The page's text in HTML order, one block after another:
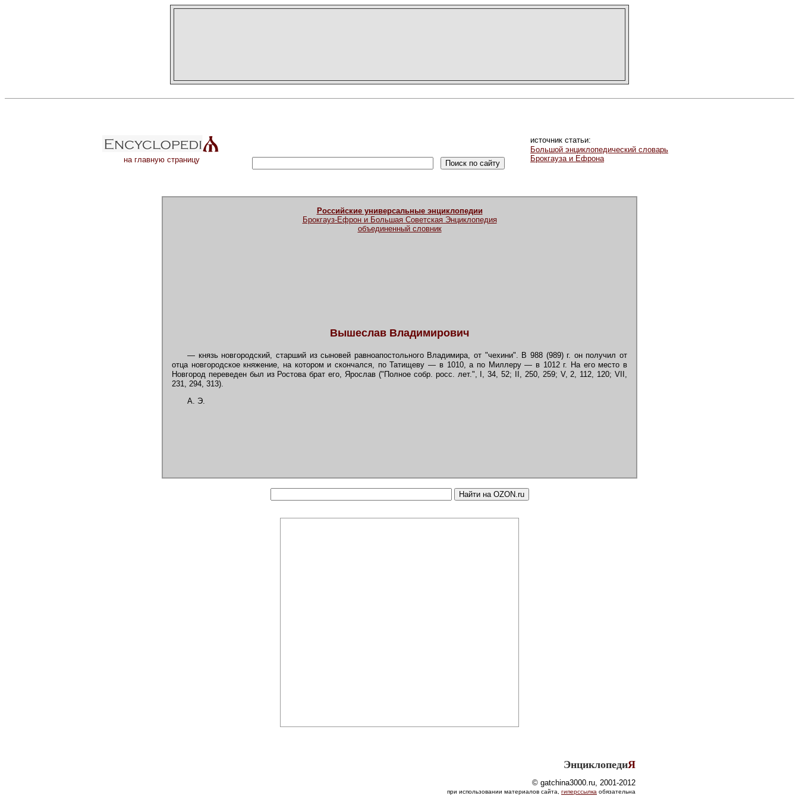
на главную страницу
источник статьи:
Большой энциклопедический словарь
Брокгауза и Ефрона
Российские универсальные энциклопедии
Брокгауз-Ефрон и Большая Советская Энциклопедия
объединенный словник
Вышеслав Владимирович
— князь новгородский, старший из сыновей равноапостольного Владимира, от "чехини". В 988 (989) г. он получил от
отца новгородское княжение, на котором и скончался, по Татищеву — в 1010, а по Миллеру — в 1012 г. На его место в
Новгород переведен был из Ростова брат его, Ярослав ("Полное собр. росс. лет.", I, 34, 52; II, 250, 259; V, 2, 112, 120; VII,
231, 294, 313).
А. Э.
ЭнциклопедиЯ
© gatchina3000.ru, 2001-2012
при использовании материалов сайта, гиперссылка обязательна